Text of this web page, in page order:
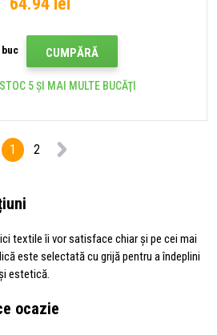
buc CUMPĂRĂ
5 ȘI MAI MULTE BUCĂŢI
1 2
textile îi vor satisface chiar și pe cei mai
este selectată cu grijă pentru a îndeplini
estetică.
ocazie